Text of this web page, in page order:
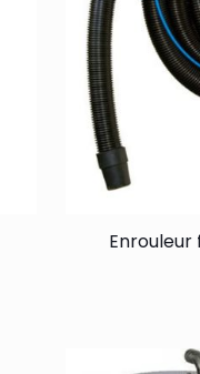
Enrouleur